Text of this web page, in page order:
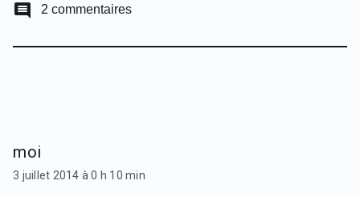
comment 2 commentaires
moi
3 juillet 2014 à 0 h 10 min